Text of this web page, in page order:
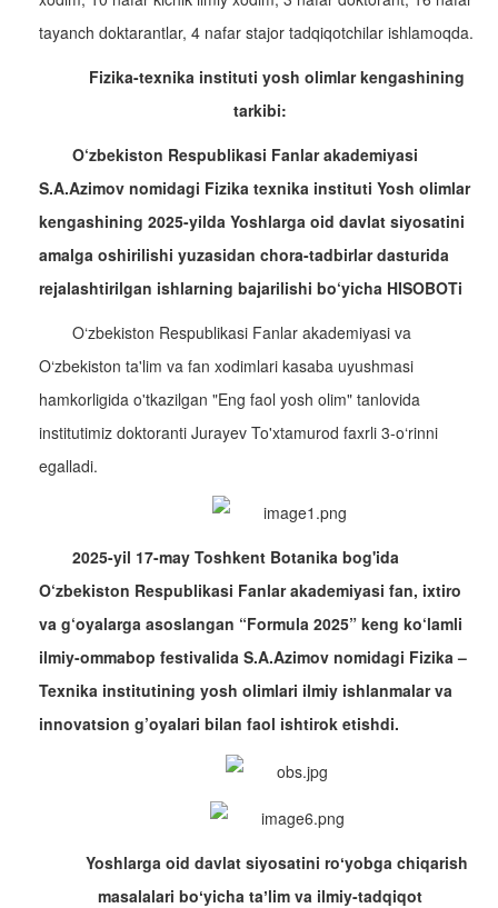
tayanch doktarantlar, 4 nafar stajor tadqiqotchilar ishlamoqda.
Fizika-texnika instituti yosh olimlar kengashining
tarkibi:
O‘zbekiston Respublikasi Fanlar akademiyasi
S.A.Azimov nomidagi Fizika texnika instituti Yosh olimlar
kengashining 2025-yilda Yoshlarga oid davlat siyosatini
amalga oshirilishi yuzasidan chora-tadbirlar dasturida
rejalashtirilgan ishlarning bajarilishi bo‘yicha HISOBOTi
O‘zbekiston Respublikasi Fanlar akademiyasi va
O‘zbekiston ta'lim va fan xodimlari kasaba uyushmasi
hamkorligida o'tkazilgan "Eng faol yosh olim" tanlovida
institutimiz doktoranti Jurayev To'xtamurod faxrli 3-o‘rinni
egalladi.
2025-yil 17-may Toshkent Botanika bog'ida
O‘zbekiston Respublikasi Fanlar akademiyasi fan, ixtiro
va g‘oyalarga asoslangan “Formula 2025” keng ko‘lamli
ilmiy-ommabop festivalida S.A.Azimov nomidagi Fizika –
Texnika institutining yosh olimlari ilmiy ishlanmalar va
innovatsion g’oyalari bilan faol ishtirok etishdi.
Yoshlarga oid davlat siyosatini roʻyobga chiqarish
masalalari boʻyicha taʼlim va ilmiy-tadqiqot